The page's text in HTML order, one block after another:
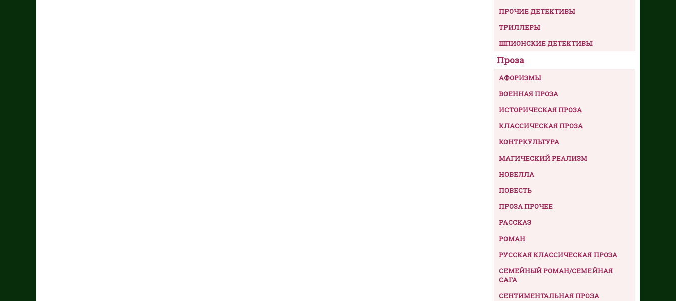
ПРОЧИЕ ДЕТЕКТИВЫ
ТРИЛЛЕРЫ
ШПИОНСКИЕ ДЕТЕКТИВЫ
Проза
АФОРИЗМЫ
ВОЕННАЯ ПРОЗА
ИСТОРИЧЕСКАЯ ПРОЗА
КЛАССИЧЕСКАЯ ПРОЗА
КОНТРКУЛЬТУРА
МАГИЧЕСКИЙ РЕАЛИЗМ
НОВЕЛЛА
ПОВЕСТЬ
ПРОЗА ПРОЧЕЕ
РАССКАЗ
РОМАН
РУССКАЯ КЛАССИЧЕСКАЯ ПРОЗА
СЕМЕЙНЫЙ РОМАН/СЕМЕЙНАЯ
САГА
СЕНТИМЕНТАЛЬНАЯ ПРОЗА